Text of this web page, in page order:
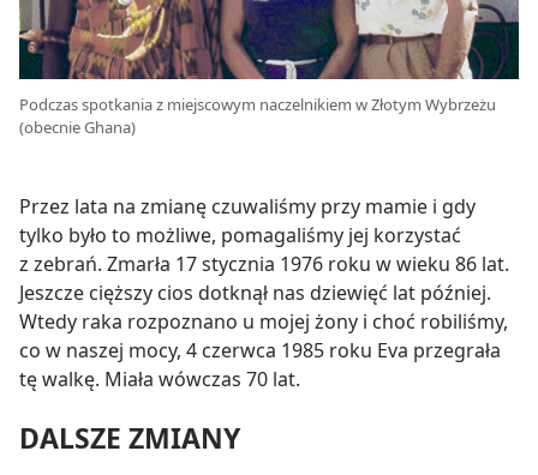
Podczas spotkania z miejscowym naczelnikiem w Złotym Wybrzeżu
(obecnie Ghana)
Przez lata na zmianę czuwaliśmy przy mamie i gdy
tylko było to możliwe, pomagaliśmy jej korzystać
z zebrań. Zmarła 17 stycznia 1976 roku w wieku 86 lat.
Jeszcze cięższy cios dotknął nas dziewięć lat później.
Wtedy raka rozpoznano u mojej żony i choć robiliśmy,
co w naszej mocy, 4 czerwca 1985 roku Eva przegrała
tę walkę. Miała wówczas 70 lat.
DALSZE ZMIANY